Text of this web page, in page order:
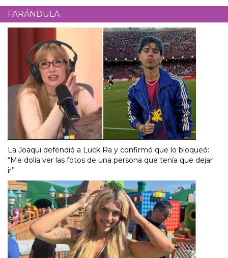
FARÁNDULA
La Joaqui defendió a Luck Ra y confirmó que lo bloqueó:
“Me dolía ver las fotos de una persona que tenía que dejar
ir”